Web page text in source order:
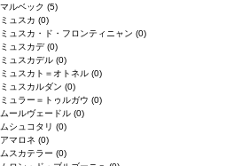
マルベック (5)
ミュスカ (0)
ミュスカ・ド・フロンティニャン (0)
ミュスカデ(0)
ミュスカデル (0)
ミュスカト＝オトネル (0)
ミュスカルダン (0)
ミュラー＝トゥルガウ (0)
ムールヴェードル (0)
ムシュコタリ (0)
アマロネ (0)
ムスカテラー (0)